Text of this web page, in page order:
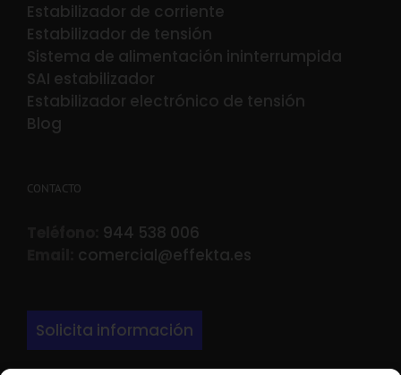
Estabilizador de corriente
Estabilizador de tensión
Sistema de alimentación ininterrumpida
SAI estabilizador
Estabilizador electrónico de tensión
Blog
CONTACTO
944 538 006
comercial@effekta.es
Solicita información